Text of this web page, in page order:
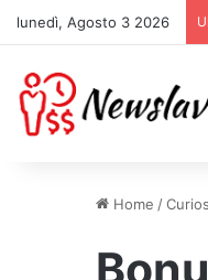
lunedì, Agosto 3 2026
Home /